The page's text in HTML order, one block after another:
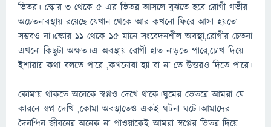
ভিতর। স্কোর ৩ থেকে ৫ এর ভিতর আসলে বুঝতে হবে রোগী গভীর
অচেতনাবস্থায় রয়েছে যেখান থেকে আর কখনো ফিরে আসা হয়তো
সম্ভবও না।স্কোর ১১ থেকে ১৫ মানে সংবেদনশীল অবস্থা,রোগীর চেতনা
এখনো কিছুটা অক্ষত।এ অবস্থায় রোগী হাত নাড়তে পারে,চোখ দিয়ে
ইশারায় কথা বলতে পারে ,কখনোবা হ্যা বা না তে উত্তরও দিতে পারে।
কোমায় থাকতে অনেকে স্বপ্নও দেখে থাকে।ঘুমের ভেতরে আমরা যে
কারনে স্বপ্ন দেখি ,কোমা অবস্থাতেও একই ঘটনা ঘটে।আমাদের
দৈনন্দিন জীবনের অনেক না পাওয়াকেই আমরা স্বপ্নের ভিতর দিয়ে